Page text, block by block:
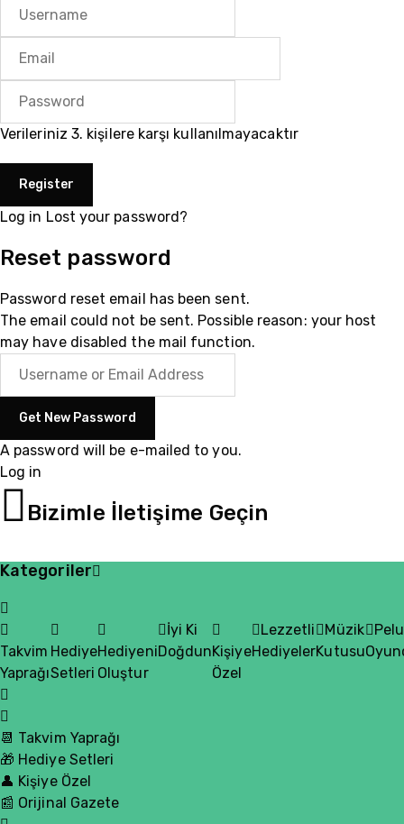
Verileriniz 3. kişilere karşı kullanılmayacaktır
Log in Lost your password?
Reset password
Password reset email has been sent.
The email could not be sent. Possible reason: your host
may have disabled the mail function.
A password will be e-mailed to you.
Log in
Bizimle İletişime Geçin
Kategoriler
Takvim
Yaprağı
Hediye
Setleri
Hediyeni
Oluştur
İyi Ki
DoğdunKişiye
Özel
Lezzetli
Hediyeler
Müzik
Kutusu
📆 Takvim Yaprağı
🎁 Hediye Setleri
👤 Kişiye Özel
📰 Orijinal Gazete